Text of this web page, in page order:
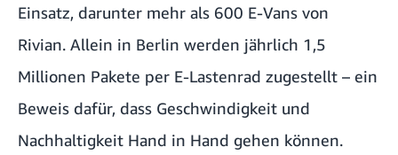
Einsatz, darunter mehr als 600 E-Vans von
Rivian. Allein in Berlin werden jährlich 1,5
Millionen Pakete per E-Lastenrad zugestellt – ein
Beweis dafür, dass Geschwindigkeit und
Nachhaltigkeit Hand in Hand gehen können.